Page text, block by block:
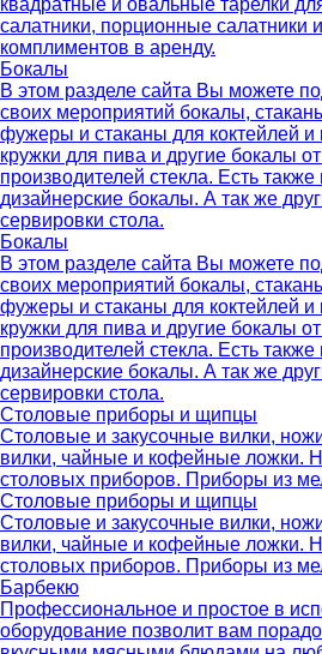
салатники, порционные салатники
комплиментов в аренду.
Бокалы
В этом разделе сайта Вы можете
своих мероприятий бокалы,
фужеры и стаканы для коктейлей и
кружки для пива и другие бокалы
производителей стекла. Есть
дизайнерские бокалы. А так же
сервировки стола.
Бокалы
В этом разделе сайта Вы можете
своих мероприятий бокалы,
фужеры и стаканы для коктейлей и
кружки для пива и другие бокалы
производителей стекла. Есть
дизайнерские бокалы. А так же
сервировки стола.
Столовые приборы и щипцы
Столовые и закусочные вилки,
вилки, чайные и кофейные ложки.
столовых приборов. Приборы из
Столовые приборы и щипцы
Столовые и закусочные вилки,
вилки, чайные и кофейные ложки.
столовых приборов. Приборы из
Барбекю
Профессиональное и простое в
оборудование позволит вам